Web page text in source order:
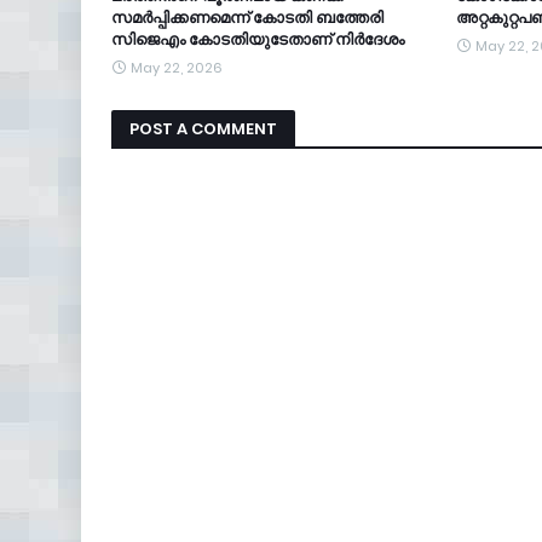
സമർപ്പിക്കണമെന്ന് കോടതി ബത്തേരി
സിജെഎം കോടതിയുടേതാണ് നിർദേശം
May 22, 2026
May 22,
POST A COMMENT